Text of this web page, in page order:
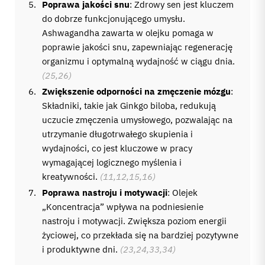
Poprawa jakości snu: Zdrowy sen jest kluczem
do dobrze funkcjonującego umysłu.
Ashwagandha zawarta w olejku pomaga w
poprawie jakości snu, zapewniając regenerację
organizmu i optymalną wydajność w ciągu dnia.
(25,26)
Zwiększenie odporności na zmęczenie mózgu:
Składniki, takie jak Ginkgo biloba, redukują
uczucie zmęczenia umysłowego, pozwalając na
utrzymanie długotrwałego skupienia i
wydajności, co jest kluczowe w pracy
wymagającej logicznego myślenia i
kreatywności. (11,12,15,16)
Poprawa nastroju i motywacji: Olejek
„Koncentracja” wpływa na podniesienie
nastroju i motywacji. Zwiększa poziom energii
życiowej, co przekłada się na bardziej pozytywne
i produktywne dni. (23,24,33,34)